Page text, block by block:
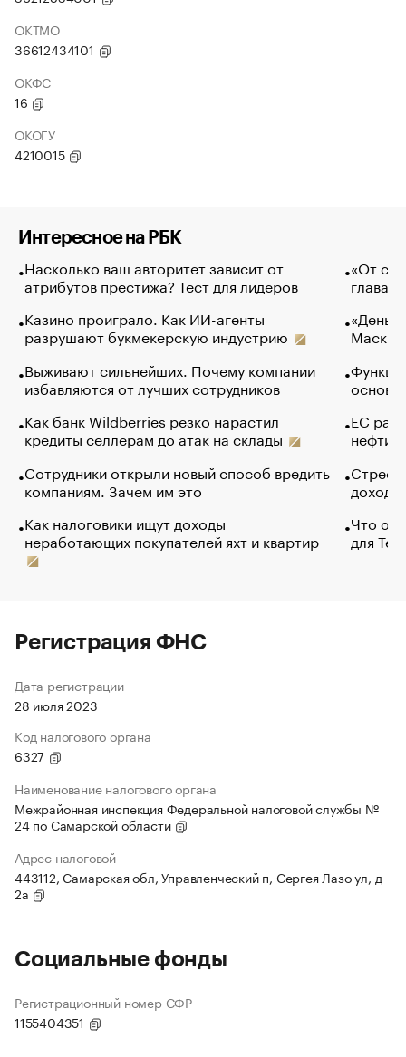
ОКТМО
36612434101
ОКФС
16
ОКОГУ
4210015
Интересное на РБК
Насколько ваш авторитет зависит от
атрибутов престижа? Тест для лидеров
Казино проиграло. Как ИИ-агенты
разрушают букмекерскую индустрию
Выживают сильнейших. Почему компании
избавляются от лучших сотрудников
Как банк Wildberries резко нарастил
кредиты селлерам до атак на склады
Сотрудники открыли новый способ вредить
компаниям. Зачем им это
Как налоговики ищут доходы
неработающих покупателей яхт и квартир
«От
глава
Маск в
основ
ЕС
нефти
Что
для
Регистрация ФНС
Дата регистрации
28 июля 2023
Код налогового органа
6327
Наименование налогового органа
Межрайонная инспекция Федеральной налоговой службы №
24 по Самарской области
Адрес налоговой
443112, Самарская обл, Управленческий п, Сергея Лазо ул, д
2а
Социальные фонды
Регистрационный номер СФР
1155404351